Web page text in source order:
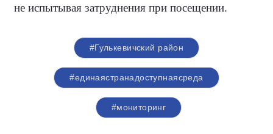
не испытывая затруднения при посещении.
#Гулькевичский район
#единаястранадоступнаясреда
#мониторинг